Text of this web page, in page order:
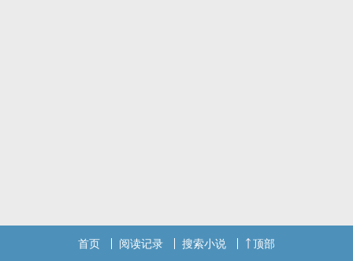
首页 阅读记录 搜索小说 顶部